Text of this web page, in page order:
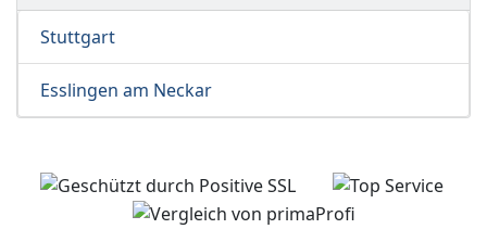
Stuttgart
Esslingen am Neckar